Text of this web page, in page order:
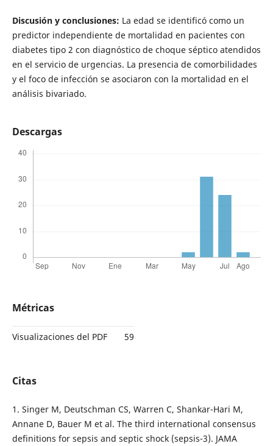
Discusión y conclusiones: La edad se identificó como un
predictor independiente de mortalidad en pacientes con
diabetes tipo 2 con diagnóstico de choque séptico atendidos
en el servicio de urgencias. La presencia de comorbilidades
y el foco de infección se asociaron con la mortalidad en el
análisis bivariado.
Descargas
Métricas
Visualizaciones del PDF 59
Citas
1. Singer M, Deutschman CS, Warren C, Shankar-Hari M,
Annane D, Bauer M et al. The third international consensus
definitions for sepsis and septic shock (sepsis-3). JAMA